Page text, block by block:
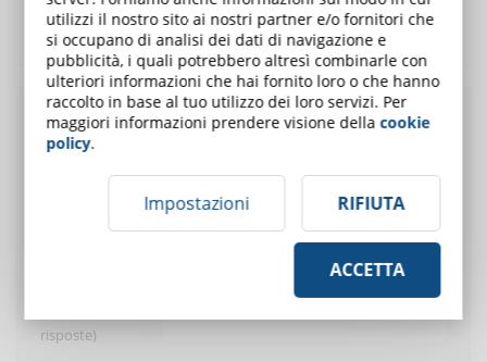
E' solo in inglese, ritengo che per essere efficace dovrebbe essere in
italiano.
Pubblica un commento
risposte)
utilizzi il nostro sito ai nostri partner e/o fornitori che
si occupano di analisi dei dati di navigazione e
pubblicità, i quali potrebbero altresì combinarle con
ulteriori informazioni che hai fornito loro o che hanno
raccolto in base al tuo utilizzo dei loro servizi. Per
maggiori informazioni prendere visione dellacookie
policy.
Impostazioni RIFIUTA
ACCETTA